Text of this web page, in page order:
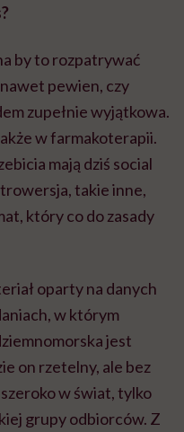
oparty na danych
w którym
jest
on rzetelny, ale bez
w świat, tylko
grupy odbiorców. Z
zaczyna jeść tylko 30
mięso, a do tego
inne,
wzbudza większe
postów, reakcji jasno
ani nawet